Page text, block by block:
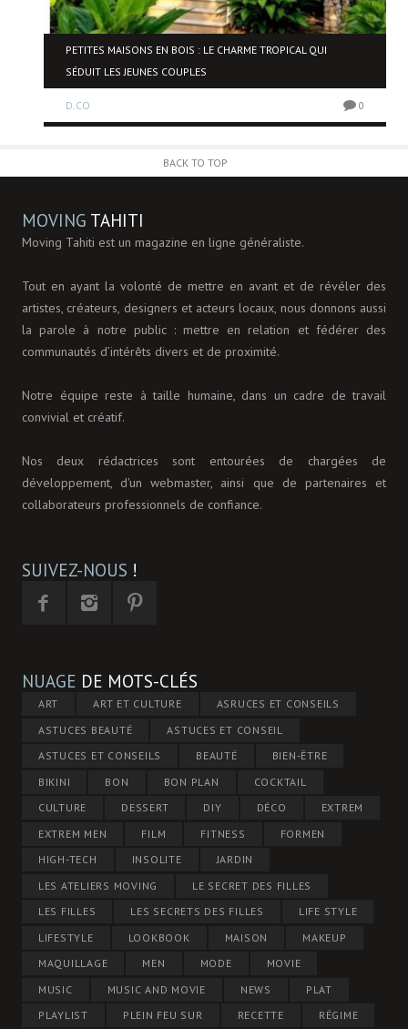
PETITES MAISONS EN BOIS : LE CHARME TROPICAL QUI
SÉDUIT LES JEUNES COUPLES
D.CO 0
BACK TO TOP
MOVING TAHITI
Moving Tahiti est un magazine en ligne généraliste.
Tout en ayant la volonté de mettre en avant et de révéler des
artistes, créateurs, designers et acteurs locaux, nous donnons aussi
la parole à notre public : mettre en relation et fédérer des
communautés d’intérêts divers et de proximité.
Notre équipe reste à taille humaine, dans un cadre de travail
convivial et créatif.
Nos deux rédactrices sont entourées de chargées de
développement, d'un webmaster, ainsi que de partenaires et
collaborateurs professionnels de confiance.
SUIVEZ-NOUS !
NUAGE DE MOTS-CLÉS
ART ART ET CULTURE
ASRUCES ET CONSEILS
ASTUCES BEAUTÉ
ASTUCES ET CONSEIL
ASTUCES ET CONSEILS
BEAUTÉ
BIEN-ÊTRE
BIKINI
BON BON PLAN
COCKTAIL
CULTURE
DESSERT DIY DÉCO
EXTREM
EXTREM MEN
FILM FITNESS
FORMEN
HIGH-TECH
INSOLITE
JARDIN
LES ATELIERS MOVING
LE SECRET DES FILLES
LES FILLES
LES SECRETS DES FILLES
LIFE STYLE
LIFESTYLE
LOOKBOOK MAISON
MAKEUP
MAQUILLAGE
MEN MODE
MOVIE
MUSIC
MUSIC AND MOVIE NEWS
PLAT
PLAYLIST
PLEIN FEU SUR RECETTE RÉGIME